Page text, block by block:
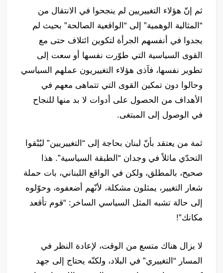
ثم إنّ هؤلاء التغييريين لم ينجحوا في الانتقال من
“المثالية الوهمية” إلى “الواقعية الصالحة” بحيث لم
يجدوا في أنفسهم الجرأة لتكوين ائتلاف حتى مع
القوى السياسية التي طوّرت نفسها أو سعت إلى
تطوير نفسها، فآذى هؤلاء التغييريون عملهم السياسي
وحالوا دون تمكين القوى التي تتماهى معهم في
الأهداف من الحصول على أدوات لا بد منها للنجاح
في الوصول إلى المبتغى.
ثمة من يعتقد بأنّ لبنان بحاجة إلى “التغييريين” ليُبْقوا
التحدّي ماثلاً في وجدان “الطبقة السياسية”. هذا
صحيح، بالمطلق، ولكن في الواقع اللبناني، بات حملة
شعار التغيير، يمثلون مشكلة، لأنّهم أضعفوه، وحوّلوه
إلى حالة تشبه المثل السياسي الساخر: “قوم تأقعد
مكانك”!
لا يزال هناك متسع من الوقت، لإعادة النظر في
المسار “التغييري” في البلاد، ولكنّه يحتاج إلى جهد